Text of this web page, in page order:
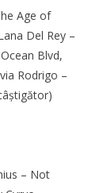
Age of
Del Rey –
Blvd,
Rodrigo –
– Not